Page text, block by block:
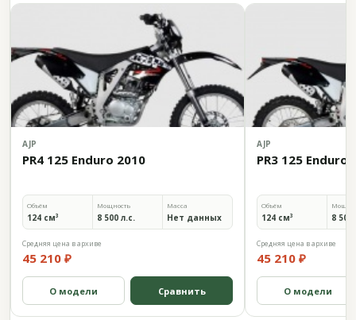
AJP
PR4 125 Enduro 2010
Объём
124 см³
Мощность
8 500 л.с.
Масса
Нет данных
Средняя цена в архиве
45 210 ₽
О модели Сравнить
AJP
PR3 125 Enduro
Объём
124 см³ 8 500
Средняя цена в архиве
45 210 ₽
О модели